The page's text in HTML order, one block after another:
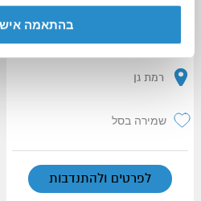
בהתאמה
יחידת ההתנדבות העירונית רמת גן -
רמת גן
שמירה בסל
לפרטים ולהתנדבות